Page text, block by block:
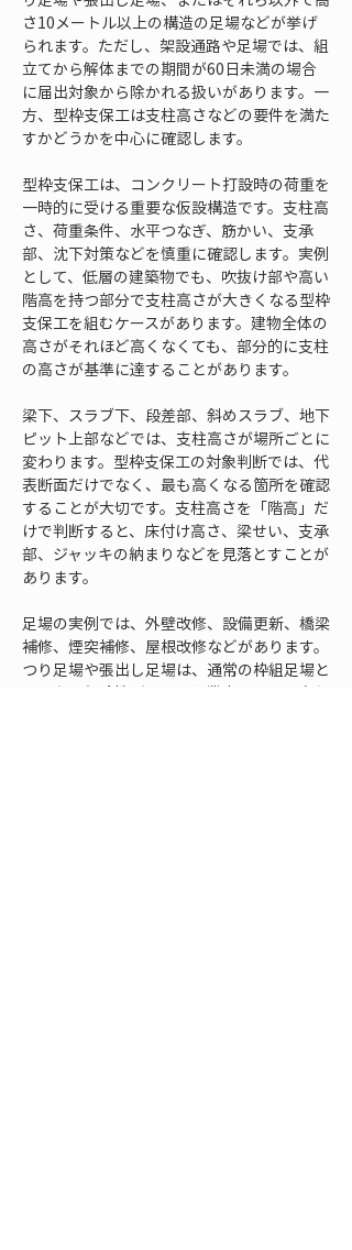
さ10メートル以上の構造の足場などが挙げ
られます。ただし、架設通路や足場では、組
立てから解体までの期間が60日未満の場合
に届出対象から除かれる扱いがあります。一
方、型枠支保工は支柱高さなどの要件を満た
すかどうかを中心に確認します。
型枠支保工は、コンクリート打設時の荷重を
一時的に受ける重要な仮設構造です。支柱高
さ、荷重条件、水平つなぎ、筋かい、支承
部、沈下対策などを慎重に確認します。実例
として、低層の建築物でも、吹抜け部や高い
階高を持つ部分で支柱高さが大きくなる型枠
支保工を組むケースがあります。建物全体の
高さがそれほど高くなくても、部分的に支柱
の高さが基準に達することがあります。
梁下、スラブ下、段差部、斜めスラブ、地下
ピット上部などでは、支柱高さが場所ごとに
変わります。型枠支保工の対象判断では、代
表断面だけでなく、最も高くなる箇所を確認
することが大切です。支柱高さを「階高」だ
けで判断すると、床付け高さ、梁せい、支承
部、ジャッキの納まりなどを見落とすことが
あります。
足場の実例では、外壁改修、設備更新、橋梁
補修、煙突補修、屋根改修などがあります。
つり足場や張出し足場は、通常の枠組足場と
は異なる危険性があり、作業床を下から支え